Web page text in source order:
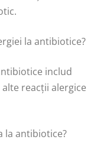
la antibiotice?
includ
reacții alergice
la antibiotice?